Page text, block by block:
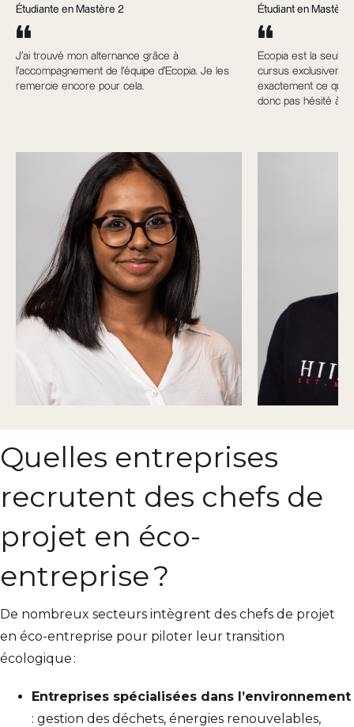
Étudiante en Mastère 2
J’ai trouvé mon alternance grâce à
l’accompagnement de l’équipe d’Ecopia. Je les
remercie encore pour cela.
Étudiant en Mastère
Ecopia est la seule
cursus
exactement ce que
donc pas hésité à
Quelles entreprises
recrutent des chefs de
projet en éco-
entreprise ?
De nombreux secteurs intègrent des chefs de projet
en éco-entreprise pour piloter leur transition
écologique :
Entreprises spécialisées dans l’environnement
: gestion des déchets, énergies renouvelables,